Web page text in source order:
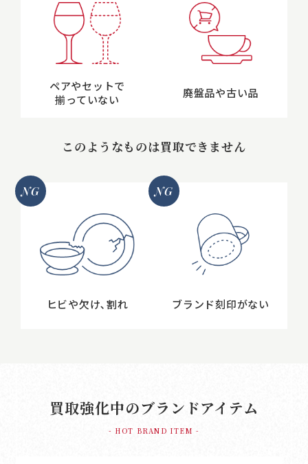
ペアやセットで
揃っていない
廃盤品や古い品
このようなものは買取できません
NG
ヒビや欠け､割れ
NG
ブランド刻印がない
買取強化中のブランドアイテム
- HOT BRAND ITEM -